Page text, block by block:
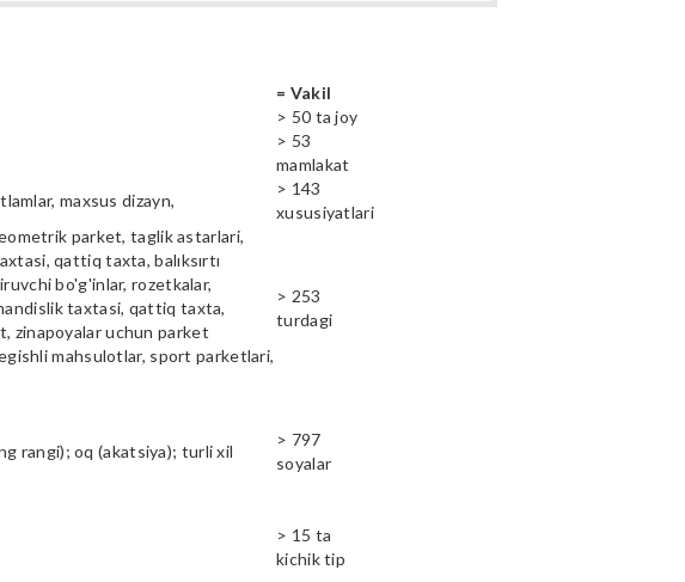
= Vakil
> 50 ta joy
> 53
mamlakat
maxsus dizayn,
> 143
xususiyatlari
parket, taglik astarlari,
qattiq taxta, balıksırtı
bo'g'inlar, rozetkalar,
taxtasi, qattiq taxta,
zinapoyalar uchun parket
mahsulotlar, sport parketlari,
> 253
turdagi
rangi); oq (akatsiya); turli xil
> 797
soyalar
> 15 ta
kichik tip